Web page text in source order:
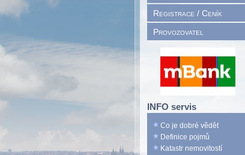
Registrace / Ceník
Provozovatel
INFO servis
Co je dobré vědět
Definice pojmů
Katastr nemovitostí